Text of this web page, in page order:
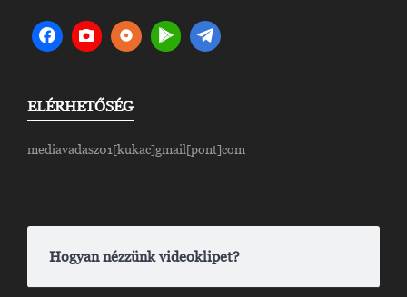
ELÉRHETŐSÉG
mediavadasz01[kukac]gmail[pont]com
Hogyan nézzünk videoklipet?